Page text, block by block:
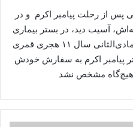
پس از رحلت پیامبر اکرم و در
آسیب دید، در بستر بیماری
افتاد و پس از مدت کوتاهی در ۳ جمادی‌الثانی سال ۱۱ هجری قمری
پیامبر اکرم به سفارش خودش
هیچ‌گاه مشخص نشد